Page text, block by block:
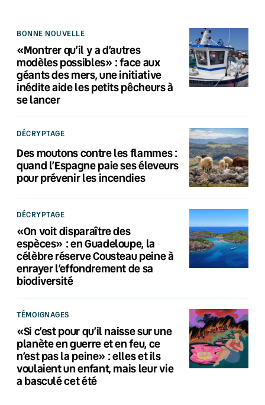
BONNE NOUVELLE
«Montrer qu’il y a d’autres
modèles possibles» : face aux
géants des mers, une initiative
inédite aide les petits pêcheurs à
se lancer
DÉCRYPTAGE
Des moutons contre les flammes :
quand l’Espagne paie ses éleveurs
pour prévenir les incendies
DÉCRYPTAGE
«On voit disparaître des
espèces» : en Guadeloupe, la
célèbre réserve Cousteau peine à
enrayer l’effondrement de sa
biodiversité
TÉMOIGNAGES
«Si c’est pour qu’il naisse sur une
planète en guerre et en feu, ce
n’est pas la peine» : elles et ils
voulaient un enfant, mais leur vie
a basculé cet été